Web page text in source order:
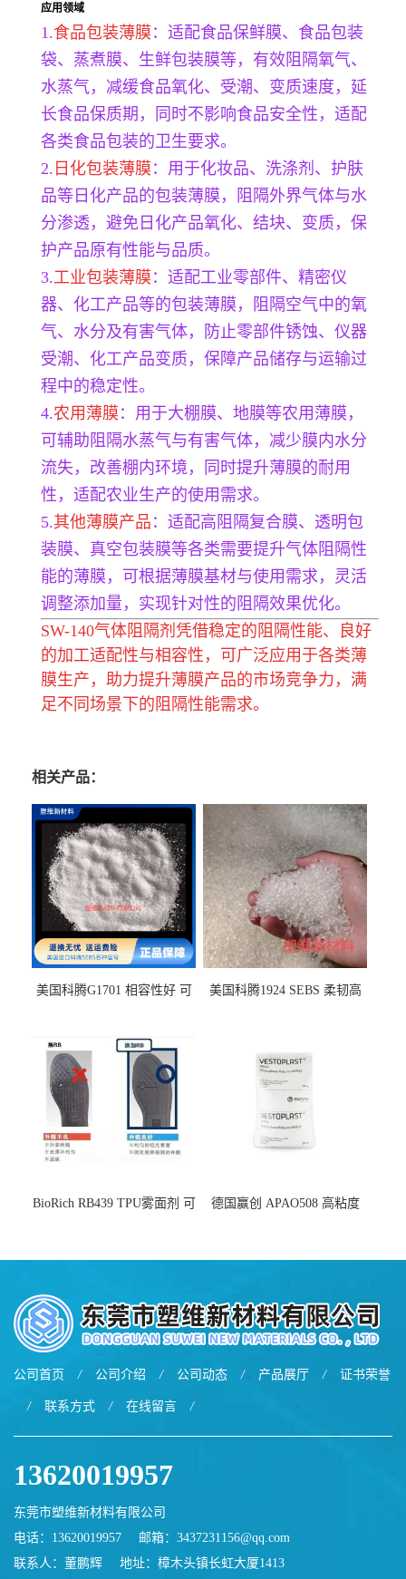
应用领域
1.食品包装薄膜 ：适配食品保鲜膜、食品包装
袋、蒸煮膜、生鲜包装膜等，有效阻隔氧气、
水蒸气，减缓食品氧化、受潮、变质速度，延
长食品保质期，同时不影响食品安全性，适配
各类食品包装的卫生要求。
2. 日化包装薄膜 ：用于化妆品、洗涤剂、护肤
品等日化产品的包装薄膜，阻隔外界气体与水
分渗透，避免日化产品氧化、结块、变质，保
护产品原有性能与品质。
3.工业包装薄膜 ：适配工业零部件、精密仪
器、化工产品等的包装薄膜，阻隔空气中的氧
气、水分及有害气体，防止零部件锈蚀、仪器
受潮、化工产品变质，保障产品储存与运输过
程中的稳定性。
4.农用薄膜 ：用于大棚膜、地膜等农用薄膜，
可辅助阻隔水蒸气与有害气体，减少膜内水分
流失，改善棚内环境，同时提升薄膜的耐用
性，适配农业生产的使用需求。
5.其他薄膜产品 ：适配高阻隔复合膜、透明包
装膜、真空包装膜等各类需要提升气体阻隔性
能的薄膜，可根据薄膜基材与使用需求，灵活
调整添加量，实现针对性的阻隔效果优化。
SW-140气体阻隔剂凭借稳定的阻隔性能、良好
的加工适配性与相容性，可广泛应用于各类薄
膜生产，助力提升薄膜产品的市场竞争力，满
足不同场景下的阻隔性能需求。
相关产品：
美国科腾G1701 相容性好 可
美国科腾1924 SEBS 柔韧高
BioRich RB439 TPU雾面剂 可
德国赢创 APAO508 高粘度
公司首页 / 公司介绍 / 公司动态 / 产品展厅 / 证书荣誉
/ 联系方式 / 在线留言 /
13620019957
东莞市塑维新材料有限公司
电话：13620019957
邮箱： 3437231156@qq.com
联系人：董鹏辉
地址：樟木头镇长虹大厦1413